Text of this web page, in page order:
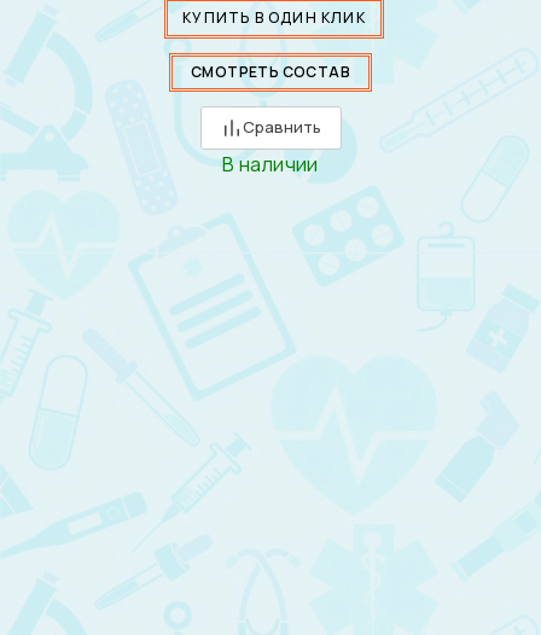
КУПИТЬ В ОДИН КЛИК
СМОТРЕТЬ СОСТАВ
Сравнить
В наличии